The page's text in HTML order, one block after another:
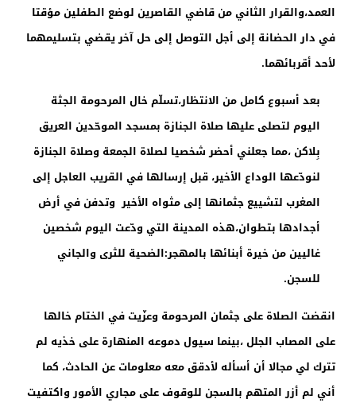
العمد،والقرار الثاني من قاضي القاصرين لوضع الطفلين مؤقتا
في دار الحضانة إلى أجل التوصل إلى حل آخر يقضي بتسليمهما
لأحد أقربائهما.
بعد أسبوع كامل من الانتظار،تسلّم خال المرحومة الجثة
اليوم لتصلى عليها صلاة الجنازة بمسجد الموحّدين العريق
بِلاكن ،مما جعلني أحضر شخصيا لصلاة الجمعة وصلاة الجنازة
لنودّعها الوداع الأخير، قبل إرسالها في القريب العاجل إلى
المغرب لتشييع جثمانها إلى مثواه الأخير وتدفن في أرض
أجدادها بتطوان،هذه المدينة التي ودّعت اليوم شخصين
غاليين من خيرة أبنائها بالمهجر:الضحية للثرى والجاني
للسجن.
انقضت الصلاة على جثمان المرحومة وعزّيت في الختام خالها
على المصاب الجلل ،بينما سيول دموعه المنهارة على خذيه لم
تترك لي مجالا أن أسأله لأدقق معه معلومات عن الحادث، كما
أني لم أزر المتهم بالسجن للوقوف على مجاري الأمور واكتفيت